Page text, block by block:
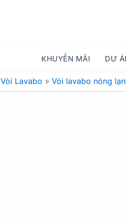
KHUYẾN MÃI DỰ
Vòi Lavabo » Vòi lavabo nóng